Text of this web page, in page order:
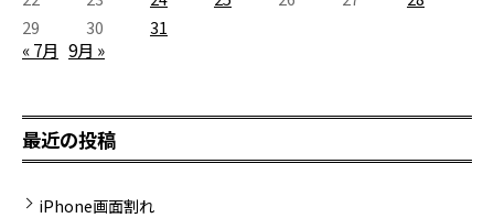
29
30 31
« 7月 9月 »
最近の投稿
iPhone画面割れ